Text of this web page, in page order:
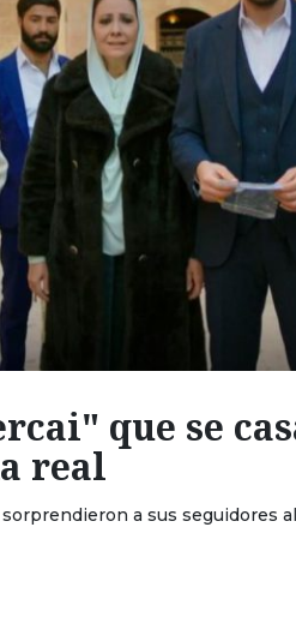
que se
real
a sus seguidores